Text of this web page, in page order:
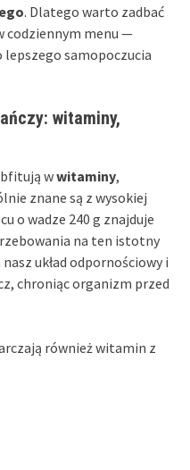
. Dlatego warto zadbać
codziennym menu —
lepszego samopoczucia
witaminy,
wwitaminy,
znane są z wysokiej
o wadze 240 g znajduje
na ten istotny
układ odpornościowy i
chroniąc organizm przed
również witamin z